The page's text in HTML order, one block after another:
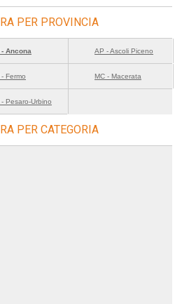
PER PROVINCIA
- Ancona AP - Ascoli Piceno
- Fermo MC - Macerata
- Pesaro-Urbino
PER CATEGORIA